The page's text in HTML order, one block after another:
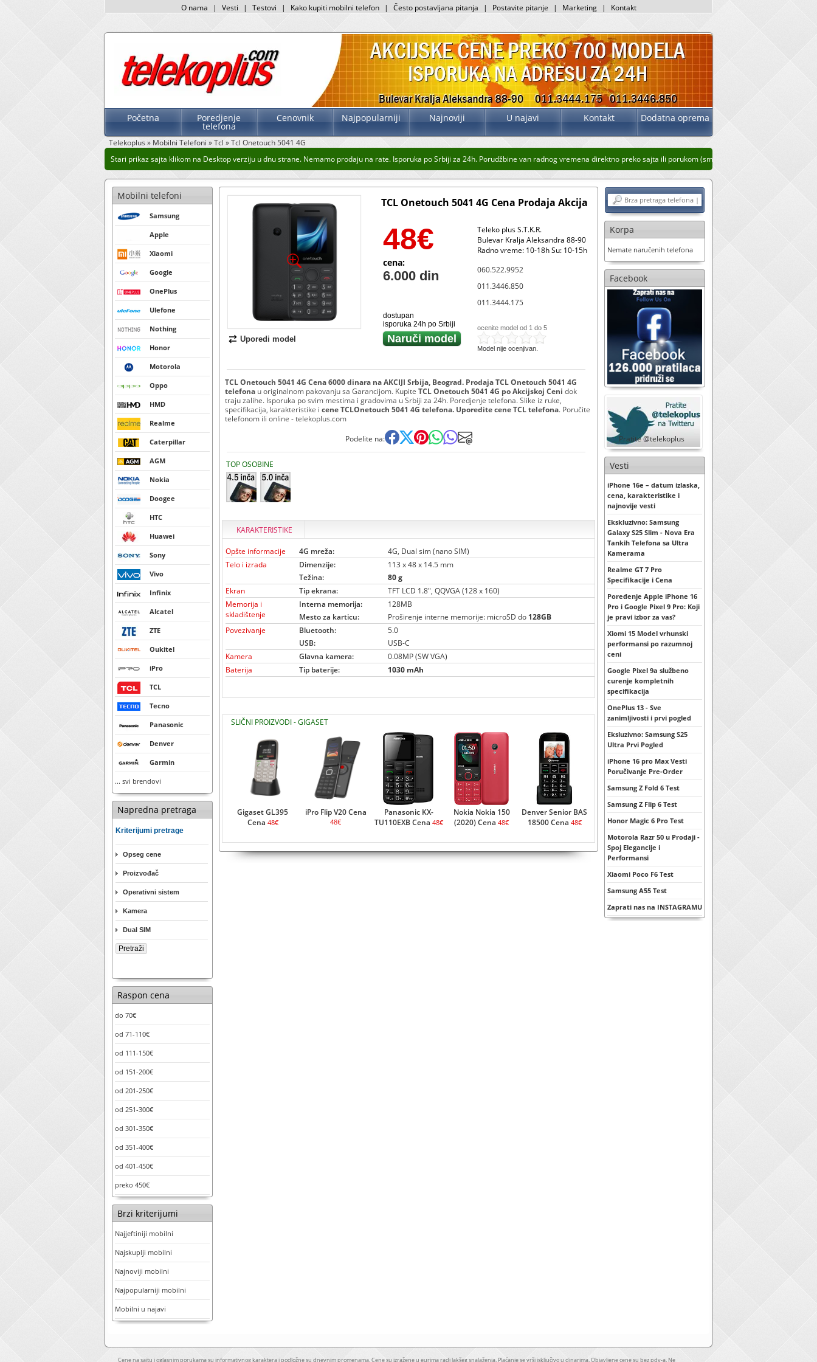
O nama | Vesti | Testovi | Kako kupiti mobilni telefon | Često postavljana pitanja | Postavite pitanje | Marketing | Kontakt
Početna Poredjenje
telefona
Cenovnik Najpopularniji Najnoviji U najavi Kontakt Dodatna oprema
Telekoplus» Mobilni Telefoni »Tcl »Tcl Onetouch 5041 4G
Stari prikaz sajta klikom na Desktop verziju u dnu strane. Nemamo prodaju na rate. Isporuka po Srbiji za 24h. Porudžbine van radnog vremena direktno preko sajta ili porukom (sms, whatsup, viber)
Mobilni telefoni
Samsung
Apple
Xiaomi
Google
OnePlus
Ulefone
Nothing
Honor
Motorola
Oppo
HMD
Realme
Caterpillar
AGM
Nokia
Doogee
HTC
Huawei
Sony
Vivo
Infinix
Alcatel
ZTE
Oukitel
iPro
TCL
Tecno
Panasonic
Denver
Garmin
... svi brendovi
Napredna pretraga
Kriterijumi pretrage
Opseg cene
Proizvođač
Operativni sistem
Kamera
Dual SIM
Raspon cena
do 70€
od 71-110€
od 111-150€
od 151-200€
od 201-250€
od 251-300€
od 301-350€
od 351-400€
od 401-450€
preko 450€
Brzi kriterijumi
Najjeftiniji mobilni
Najskuplji mobilni
Najnoviji mobilni
Najpopularniji mobilni
Mobilni u najavi
Uporedi model
TCL Onetouch 5041 4G Cena Prodaja Akcija
48€
cena:
6.000 din
dostupan
isporuka 24h po Srbiji
Naruči model
Teleko plus S.T.K.R.
Bulevar Kralja Aleksandra 88-90
Radno vreme: 10-18h Su: 10-15h
060.522.9952
011.3446.850
011.3444.175
ocenite model od 1 do 5
Model nije ocenjivan.
TCL Onetouch 5041 4G Cena 6000 dinara na AKCIJI Srbija, Beograd. Prodaja TCL Onetouch 5041 4G
telefona u originalnom pakovanju sa Garancijom. Kupite TCL Onetouch 5041 4G po Akcijskoj Ceni dok
traju zalihe. Isporuka po svim mestima i gradovima u Srbiji za 24h. Poredjenje telefona. Slike iz ruke,
specifikacija, karakteristike i cene TCLOnetouch 5041 4G telefona. Uporedite cene TCL telefona. Poručite
telefonom ili online - telekoplus.com
Podelite na:
TOP OSOBINE
KARAKTERISTIKE
Opšte informacije 4G mreža:
4G, Dual sim (nano SIM)
Telo i izrada
Dimenzije:
113 x 48 x 14.5 mm
Težina:
80 g
Ekran
Tip ekrana:
TFT LCD 1.8", QQVGA (128 x 160)
Memorija i
skladištenje
Interna memorija:
128MB
Mesto za karticu:
Proširenje interne memorije: microSD do 128GB
Povezivanje
Bluetooth:
5.0
USB:
USB-C
Kamera
Glavna kamera:
0.08MP (SW VGA)
Baterija
Tip baterije: 1030 mAh
SLIČNI PROIZVODI - GIGASET
Gigaset GL395
Cena 48€
iPro Flip V20 Cena
48€
Panasonic KX-
TU110EXB Cena 48€
Nokia Nokia 150
(2020) Cena 48€
Denver Senior BAS
18500 Cena 48€
Korpa
Nemate naručenih telefona
Facebook
Pratite @telekoplus
Vesti
iPhone 16e – datum izlaska,
cena, karakteristike i
najnovije vesti
Ekskluzivno: Samsung
Galaxy S25 Slim - Nova Era
Tankih Telefona sa Ultra
Kamerama
Realme GT 7 Pro
Specifikacije i Cena
Poređenje Apple iPhone 16
Pro i Google Pixel 9 Pro: Koji
je pravi izbor za vas?
Xiomi 15 Model vrhunski
performansi po razumnoj
ceni
Google Pixel 9a službeno
curenje kompletnih
specifikacija
OnePlus 13 - Sve
zanimljivosti i prvi pogled
Eksluzivno: Samsung S25
Ultra Prvi Pogled
iPhone 16 pro Max Vesti
Poručivanje Pre-Order
Samsung Z Fold 6 Test
Samsung Z Flip 6 Test
Honor Magic 6 Pro Test
Motorola Razr 50 u Prodaji -
Spoj Elegancije i
Performansi
Xiaomi Poco F6 Test
Samsung A55 Test
Zaprati nas na INSTAGRAMU
Cene na sajtu i oglasnim porukama su informativnog karaktera i podložne su dnevnim promenama. Cene su izražene u eurima radi lakšeg snalaženja. Plaćanje se vrši isključivo u dinarima. Objavljene cene su bez pdv-a. Ne